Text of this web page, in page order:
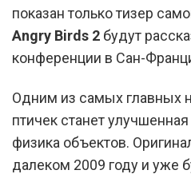
показан только тизер
Angry Birds 2 будут
конференции в Сан-
Одним из самых главных
птичек станет
физика объектов.
далеком 2009 году и уже